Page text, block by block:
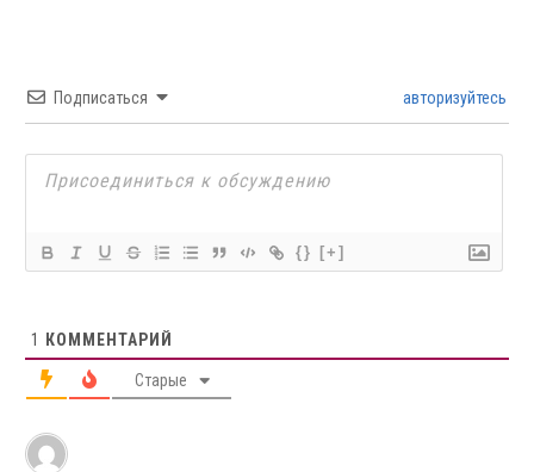
Подписаться авторизуйтесь
{} [+]
1 КОММЕНТАРИЙ
Старые